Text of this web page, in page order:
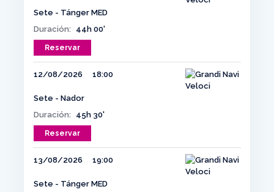
Sete - Tánger MED
Duración:
44h 00'
Reservar
12/08/2026 18:00
Sete - Nador
Duración:
45h 30'
Reservar
13/08/2026 19:00
Sete - Tánger MED